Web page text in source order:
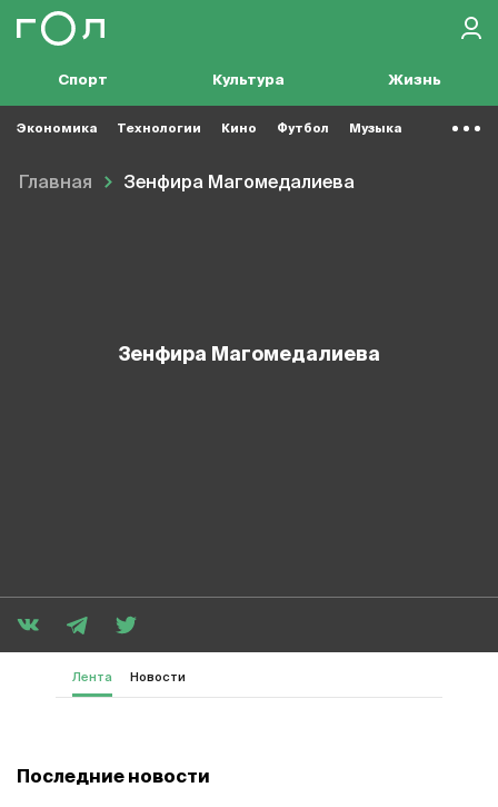
Спорт Культура Жизнь
Экономика Технологии Кино Футбол Музыка
Главная Зенфира Магомедалиева
Зенфира Магомедалиева
Лента Новости
Последние новости